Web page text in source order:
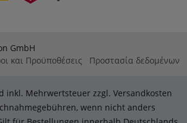
GmbH
και Προϋποθέσεις Προστασία δεδομένων
inkl. Mehrwertsteuer zzgl. Versandkosten
wenn nicht anders